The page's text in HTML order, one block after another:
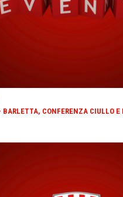
BARLETTA, CONFERENZA CIULLO